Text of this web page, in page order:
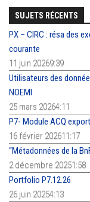
SUJETS RÉCENTS
PX – CIRC : résa des
courante
11 juin 20269:39
Utilisateurs des
NOEMI
25 mars 20264:11
P7- Module ACQ
16 février 202611:17
“Métadonnées de la
2 décembre 20251:58
Portfolio P7.12.26
26 juin 20254:13